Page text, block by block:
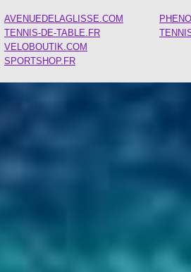
AVENUEDELAGLISSE.COM
TENNIS-DE-TABLE.FR
VELOBOUTIK.COM
SPORTSHOP.FR